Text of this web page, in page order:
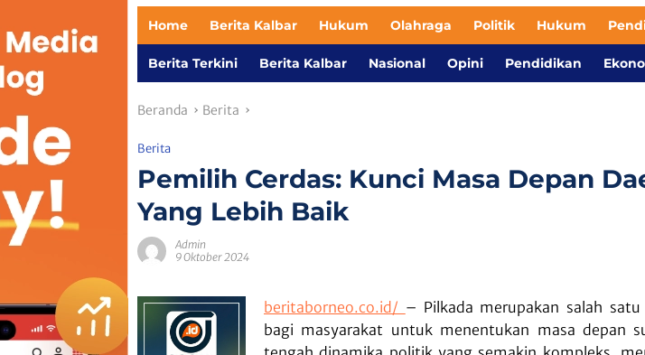
Home Berita Kalbar Hukum Olahraga Politik Hukum
Berita Terkini Berita Kalbar Nasional Opini Pendidikan
Beranda Berita
Berita
Pemilih Cerdas: Kunci Masa Depan
Yang Lebih Baik
Admin
9 Oktober 2024
beritaborneo.co.id/ – Pilkada merupakan salah
bagi masyarakat untuk menentukan masa depan